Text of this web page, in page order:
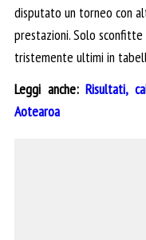
disputato un torneo con
prestazioni. Solo
tristemente ultimi in
Leggi anche:Risultati,
Aotearoa